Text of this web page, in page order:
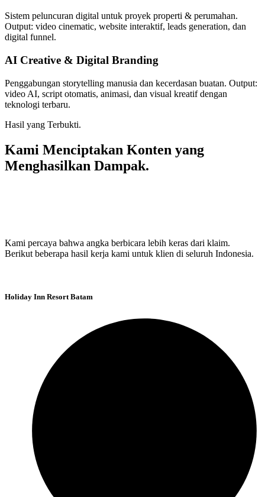
Sistem peluncuran digital untuk proyek properti & perumahan.
Output: video cinematic, website interaktif, leads generation, dan
digital funnel.
AI Creative & Digital Branding
Penggabungan storytelling manusia dan kecerdasan buatan. Output:
video AI, script otomatis, animasi, dan visual kreatif dengan
teknologi terbaru.
Hasil yang Terbukti.
Kami Menciptakan Konten yang
Menghasilkan Dampak.
Kami percaya bahwa angka berbicara lebih keras dari klaim.
Berikut beberapa hasil kerja kami untuk klien di seluruh Indonesia.
Holiday Inn Resort Batam